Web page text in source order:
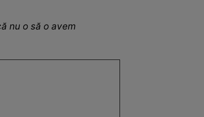
nu o să o avem